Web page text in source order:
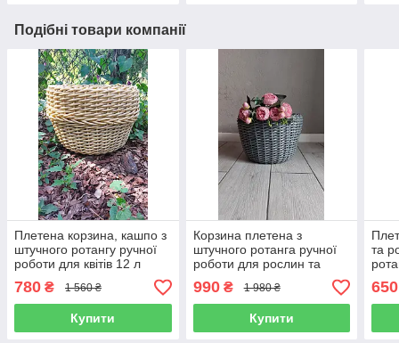
Подібні товари компанії
Плетена корзина, кашпо з
штучного ротангу ручної
роботи для квітів 12 л
780 ₴ 1 560 ₴
Купити
Корзина плетена з
штучного ротанга ручної
роботи для рослин та
квітів для Вашого саду 20
л
990₴ 1 980 ₴
Купити
та
650